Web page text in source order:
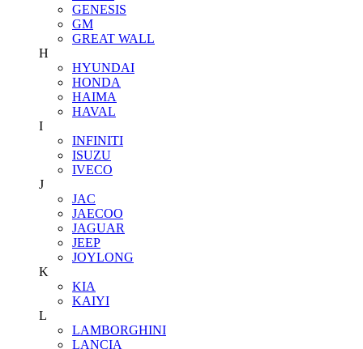
GENESIS
GM
GREAT WALL
H
HYUNDAI
HONDA
HAIMA
HAVAL
I
INFINITI
ISUZU
IVECO
J
JAC
JAECOO
JAGUAR
JEEP
JOYLONG
K
KIA
KAIYI
L
LAMBORGHINI
LANCIA